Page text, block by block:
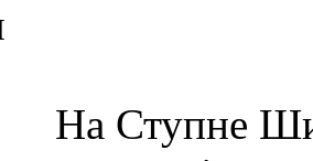
На Ступне